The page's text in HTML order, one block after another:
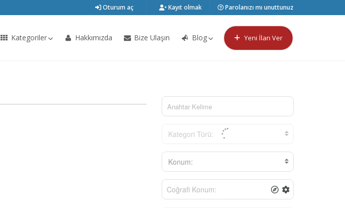
Oturum aç Kayıt olmak Parolanızı mı unuttunuz
Kategoriler Hakkımızda Bize Ulaşın Blog Yeni İlan Ver
Kategori Türü:
Konum: